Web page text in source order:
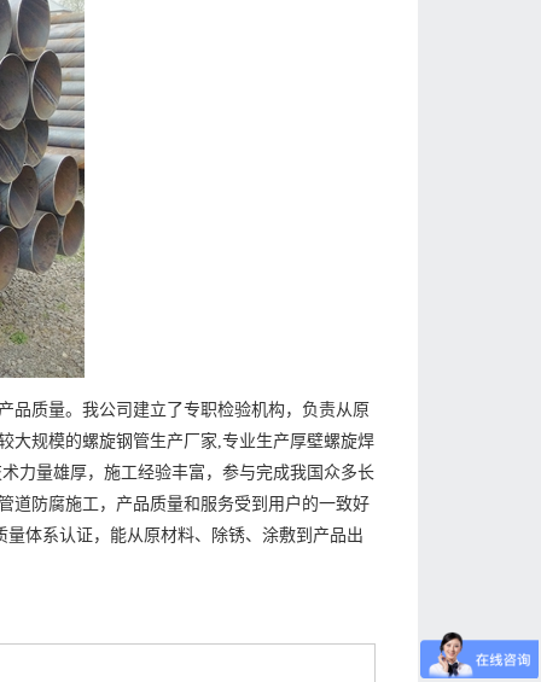
品质量。我公司建立了专职检验机构，负责从原
大规模的螺旋钢管生产厂家,专业生产厚壁螺旋焊
力量雄厚，施工经验丰富，参与完成我国众多长
道防腐施工，产品质量和服务受到用户的一致好
体系认证，能从原材料、除锈、涂敷到产品出